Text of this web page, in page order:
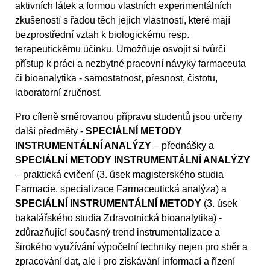
aktivních látek a formou vlastních experimentálních
zkušeností s řadou těch jejich vlastností, které mají
bezprostřední vztah k biologickému resp.
terapeutickému účinku. Umožňuje osvojit si tvůrčí
přístup k práci a nezbytné pracovní návyky farmaceuta
či bioanalytika - samostatnost, přesnost, čistotu,
laboratorní zručnost.
Pro cíleně směrovanou přípravu studentů jsou určeny
další předměty - SPECIÁLNÍ METODY
INSTRUMENTÁLNÍ ANALÝZY – přednášky a
SPECIÁLNÍ METODY INSTRUMENTÁLNÍ ANALÝZY
– praktická cvičení (3. úsek magisterského studia
Farmacie, specializace Farmaceutická analýza) a
SPECIÁLNÍ INSTRUMENTÁLNÍ METODY (3. úsek
bakalářského studia Zdravotnická bioanalytika) -
zdůrazňující současný trend instrumentalizace a
širokého využívání výpočetní techniky nejen pro sběr a
zpracování dat, ale i pro získávání informací a řízení